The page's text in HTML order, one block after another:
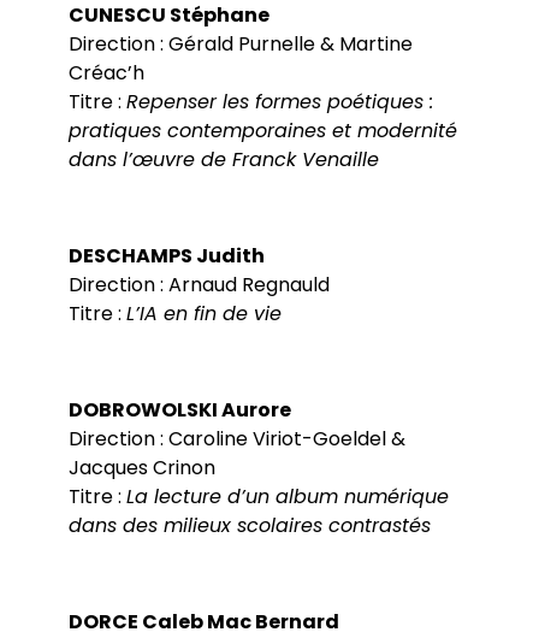
CUNESCU Stéphane
Direction : Gérald Purnelle & Martine
Créac’h
Titre : Repenser les formes poétiques :
pratiques contemporaines et modernité
dans l’œuvre de Franck Venaille
DESCHAMPS Judith
Direction : Arnaud Regnauld
Titre : L’IA en fin de vie
DOBROWOLSKI Aurore
Direction : Caroline Viriot-Goeldel &
Jacques Crinon
Titre : La lecture d’un album numérique
dans des milieux scolaires contrastés
DORCE Caleb Mac Bernard